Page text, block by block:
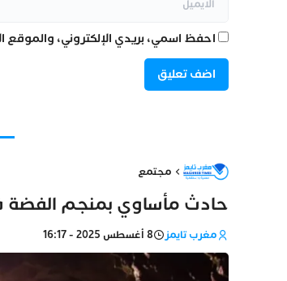
احفظ اسمي، بريدي الإلكتروني، والموقع
مجتمع
حادث مأساوي بمنجم الفضة
مغرب تايمز 8 أغسطس 2025 - 16:17